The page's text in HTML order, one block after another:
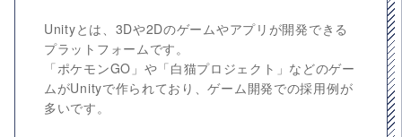
Unityとは、3Dや2Dのゲームやアプリが開発できる
プラットフォームです。
「ポケモンGO」や「白猫プロジェクト」などのゲー
ムがUnityで作られており、ゲーム開発での採用例が
多いです。